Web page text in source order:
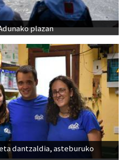
plazan
dantzaldia, asteburuko